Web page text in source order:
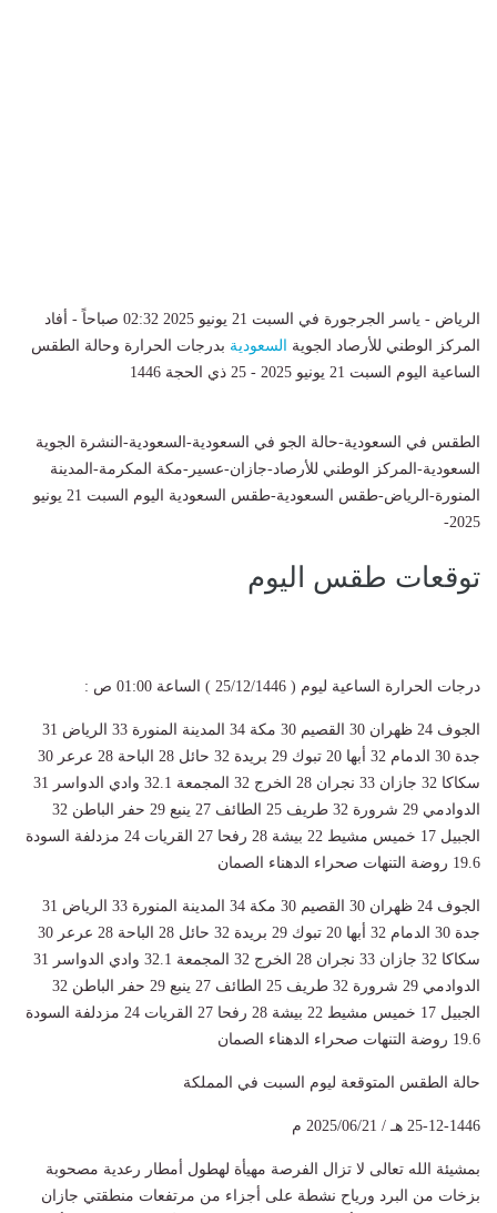
الرياض - ياسر الجرجورة في السبت 21 يونيو 2025 02:32 صباحاً - أفاد
المركز الوطني للأرصاد الجوية
السعودية بدرجات الحرارة وحالة الطقس
الساعية اليوم السبت 21 يونيو 2025 - 25 ذي الحجة 1446
​الطقس في السعودية-حالة الجو في السعودية-السعودية-النشرة الجوية
السعودية-المركز الوطني للأرصاد-جازان-عسير-مكة المكرمة-المدينة
المنورة-الرياض-طقس السعودية-طقس السعودية اليوم السبت 21 يونيو
2025-
توقعات طقس اليوم
درجات الحرارة الساعية ليوم ( 25/12/1446 ) الساعة 01:00 ص :
الجوف 24 ظهران 30 القصيم 30 مكة 34 المدينة المنورة 33 الرياض 31
جدة 30 الدمام 32 أبها 20 تبوك 29 بريدة 32 حائل 28 الباحة 28 عرعر 30
سكاكا 32 جازان 33 نجران 28 الخرج 32 المجمعة 32.1 وادي الدواسر 31
الدوادمي 29 شرورة 32 طريف 25 الطائف 27 ينبع 29 حفر الباطن 32
الجبيل 17 خميس مشيط 22 بيشة 28 رفحا 27 القريات 24 مزدلفة السودة
19.6 روضة التنهات صحراء الدهناء الصمان
الجوف 24 ظهران 30 القصيم 30 مكة 34 المدينة المنورة 33 الرياض 31
جدة 30 الدمام 32 أبها 20 تبوك 29 بريدة 32 حائل 28 الباحة 28 عرعر 30
سكاكا 32 جازان 33 نجران 28 الخرج 32 المجمعة 32.1 وادي الدواسر 31
الدوادمي 29 شرورة 32 طريف 25 الطائف 27 ينبع 29 حفر الباطن 32
الجبيل 17 خميس مشيط 22 بيشة 28 رفحا 27 القريات 24 مزدلفة السودة
19.6 روضة التنهات صحراء الدهناء الصمان
حالة الطقس المتوقعة ليوم السبت في المملكة
25-12-1446 هـ / 2025/06/21 م
بمشيئة الله تعالى لا تزال الفرصة مهيأة لهطول أمطار رعدية مصحوبة
بزخات من البرد ورياح نشطة على أجزاء من مرتفعات منطقتي جازان